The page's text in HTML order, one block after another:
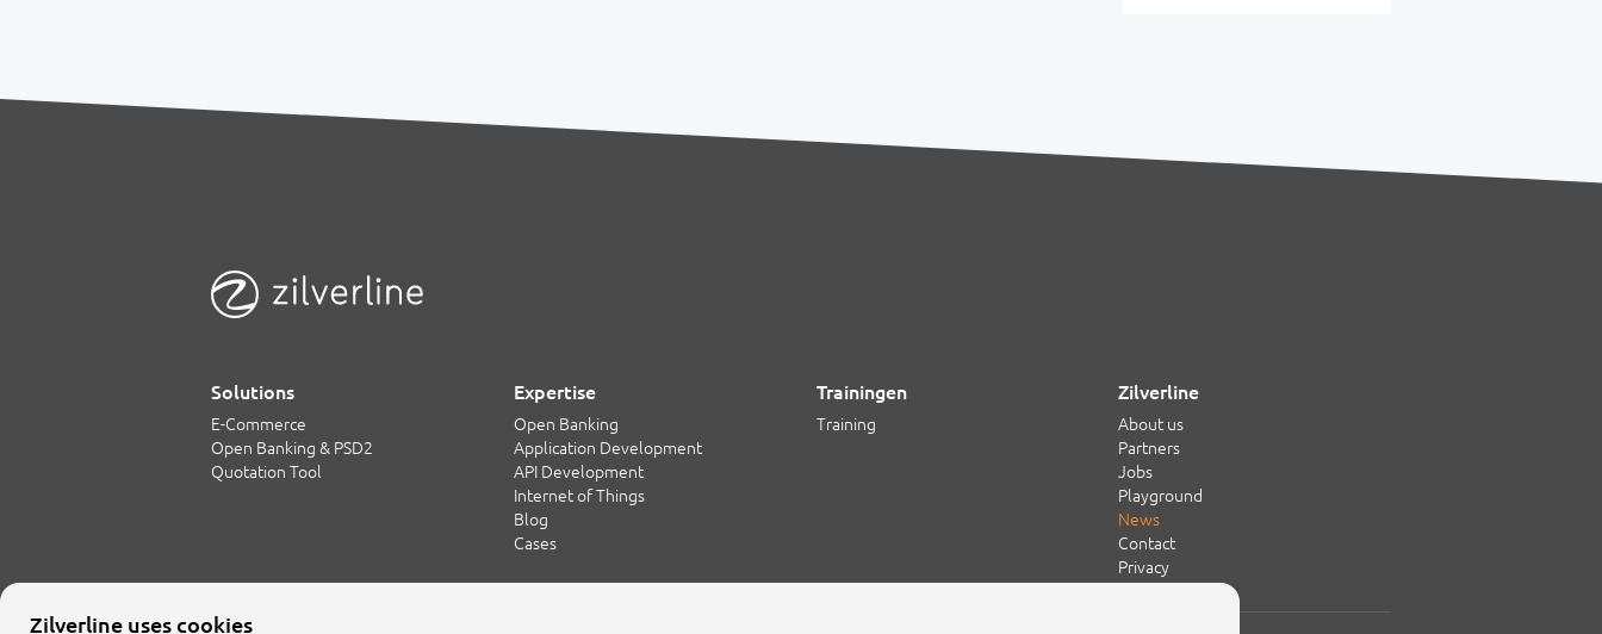
Solutions
E-Commerce
Open Banking & PSD2
Quotation Tool
Expertise
Open Banking
Application Development
API Development
Internet of Things
Blog
Cases
Trainingen
Training
Zilverline
About us
Partners
Jobs
Playground
News
Contact
Privacy
Zilverline uses cookies